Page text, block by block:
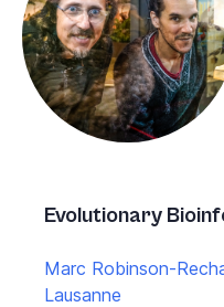
Evolutionary
Marc Robinson-
Lausanne